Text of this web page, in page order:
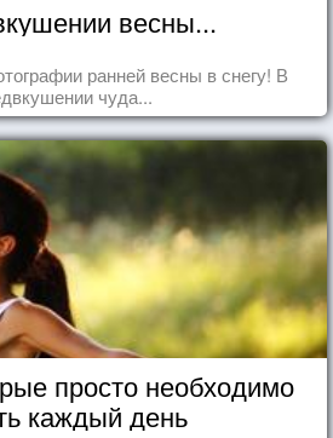
весны...
ранней весны в снегу! В
чуда...
просто необходимо
каждый день